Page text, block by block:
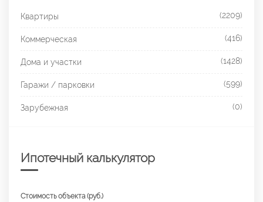
Квартиры (2209)
Коммерческая (416)
Дома и участки (1428)
Гаражи / парковки (599)
Зарубежная (0)
Ипотечный калькулятор
Стоимость объекта (руб.)